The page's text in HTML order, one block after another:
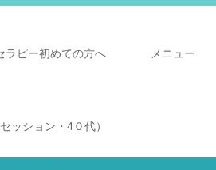
ラピー初めての方へ メニュー
ッション・4０代）